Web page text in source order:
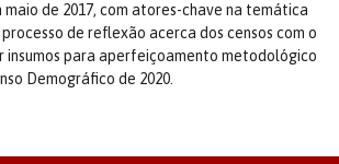
maio de 2017, com atores-chave na temática
de reflexão acerca dos censos com o
insumos para aperfeiçoamento metodológico
Demográfico de 2020.